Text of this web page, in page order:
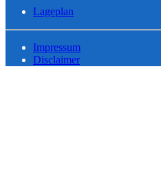
Lageplan
Impressum
Disclaimer